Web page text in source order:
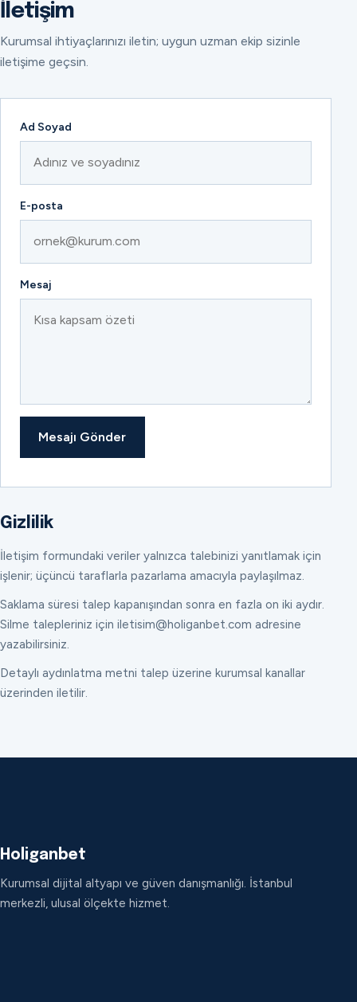
İletişim
Kurumsal ihtiyaçlarınızı iletin; uygun uzman ekip sizinle
iletişime geçsin.
Ad Soyad
E-posta
Mesaj
Mesajı Gönder
Gizlilik
İletişim formundaki veriler yalnızca talebinizi yanıtlamak için
işlenir; üçüncü taraflarla pazarlama amacıyla paylaşılmaz.
Saklama süresi talep kapanışından sonra en fazla on iki aydır.
Silme talepleriniz için iletisim@holiganbet.com adresine
yazabilirsiniz.
Detaylı aydınlatma metni talep üzerine kurumsal kanallar
üzerinden iletilir.
Holiganbet
Kurumsal dijital altyapı ve güven danışmanlığı. İstanbul
merkezli, ulusal ölçekte hizmet.